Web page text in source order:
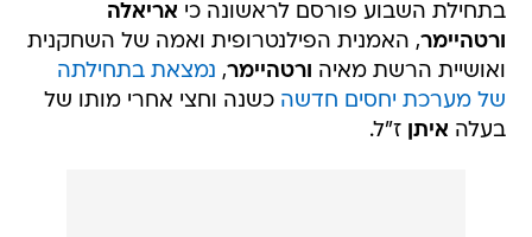
בתחילת השבוע פורסם לראשונה כי אריאלה
ורטהיימר, האמנית הפילנטרופית ואמה של השחקנית
ואושיית הרשת מאיה ורטהיימר, נמצאת בתחילתה
של מערכת יחסים חדשה כשנה וחצי אחרי מותו של
בעלה איתן ז"ל.